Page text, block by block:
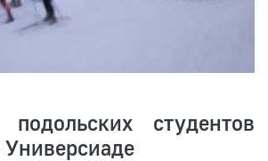
студентов
Универсиаде